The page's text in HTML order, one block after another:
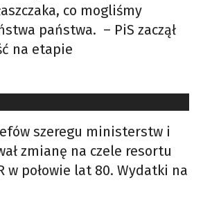
co mogliśmy
państwa. – PiS zaczął
na etapie
szeregu ministerstw i
zmianę na czele resortu
w połowie lat 80. Wydatki na